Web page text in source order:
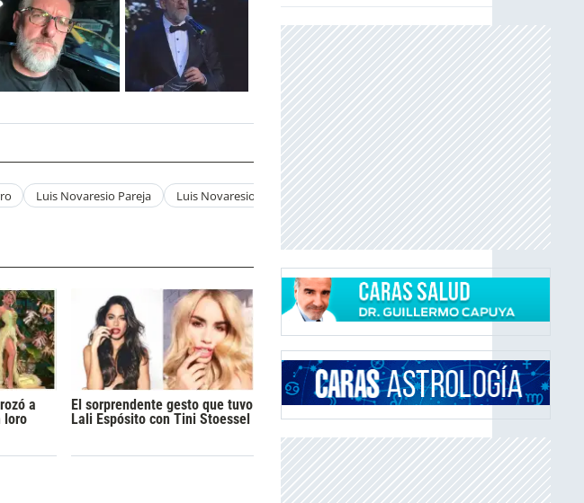
Luis Novaresio Pareja Luis Novaresio Instagram Luis Novaresio Familia Luis Novaresio
a
loro
El sorprendente gesto que tuvo
Lali Espósito con Tini Stoessel